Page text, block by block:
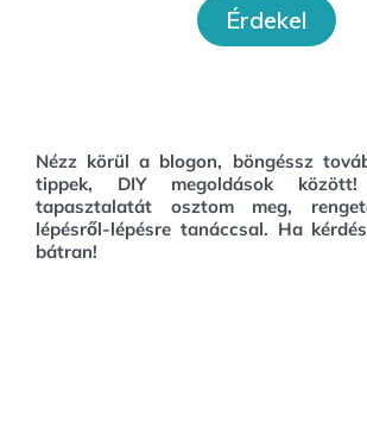
Érdekel
Nézz körül a blogon, böngéssz
tippek, DIY megoldások
tapasztalatát osztom meg,
lépésről-lépésre tanáccsal. Ha
bátran!